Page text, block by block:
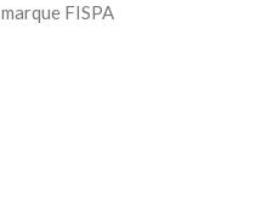
marque FISPA